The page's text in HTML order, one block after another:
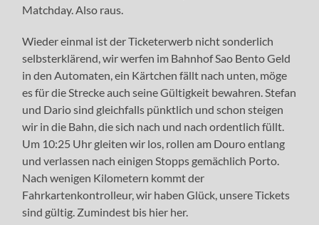
Matchday. Also raus.
Wieder einmal ist der Ticketerwerb nicht sonderlich
selbsterklärend, wir werfen im Bahnhof Sao Bento Geld
in den Automaten, ein Kärtchen fällt nach unten, möge
es für die Strecke auch seine Gültigkeit bewahren. Stefan
und Dario sind gleichfalls pünktlich und schon steigen
wir in die Bahn, die sich nach und nach ordentlich füllt.
Um 10:25 Uhr gleiten wir los, rollen am Douro entlang
und verlassen nach einigen Stopps gemächlich Porto.
Nach wenigen Kilometern kommt der
Fahrkartenkontrolleur, wir haben Glück, unsere Tickets
sind gültig. Zumindest bis hier her.